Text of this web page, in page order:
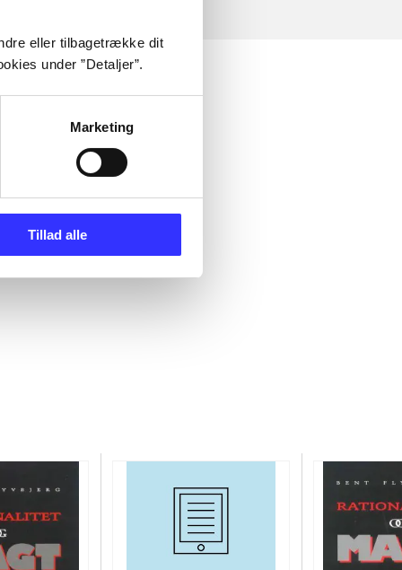
eller tilbagetrække dit
under ”Detaljer”.
Marketing
Tillad alle